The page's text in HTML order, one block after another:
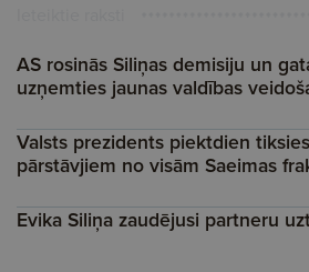
AS rosinās Siliņas demisiju un
uzņemties jaunas valdības
Valsts prezidents piektdien
pārstāvjiem no visām Saeimas
Evika Siliņa zaudējusi partneru